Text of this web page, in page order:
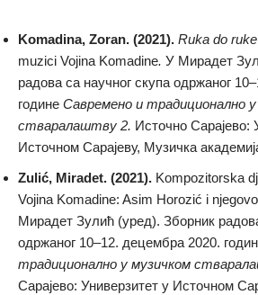
Komadina, Zoran. (2021). Ruka do ruke
muzici Vojina Komadine. У Мирадет
радова са научног скупа одржаног
године Савремено и традиционално
стваралаштву 2. Источно Сарајево:
Источном Сарајеву, Музичка
Zulić, Miradet. (2021). Kompozitorska
Vojina Komadine: Asim Horozić i
Мирадет Зулић (уред). Зборник
одржаног 10–12. децембра 2020.
традиционално у музичком
Сарајево: Универзитет у Источном